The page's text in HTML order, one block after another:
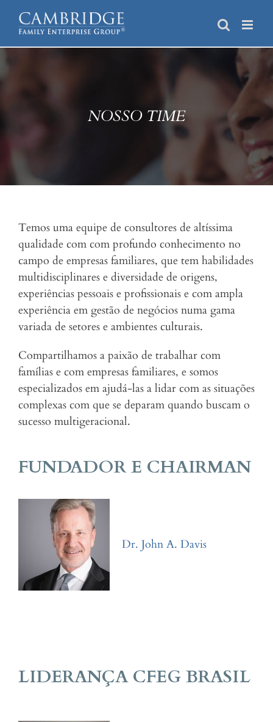
NOSSO TIME
Temos uma equipe de consultores de altíssima
qualidade com com profundo conhecimento no
campo de empresas familiares, que tem habilidades
multidisciplinares e diversidade de origens,
experiências pessoais e profissionais e com ampla
experiência em gestão de negócios numa gama
variada de setores e ambientes culturais.
Compartilhamos a paixão de trabalhar com
famílias e com empresas familiares, e somos
especializados em ajudá-las a lidar com as situações
complexas com que se deparam quando buscam o
sucesso multigeracional.
FUNDADOR E CHAIRMAN
Dr. John A. Davis
LIDERANÇA CFEG BRASIL